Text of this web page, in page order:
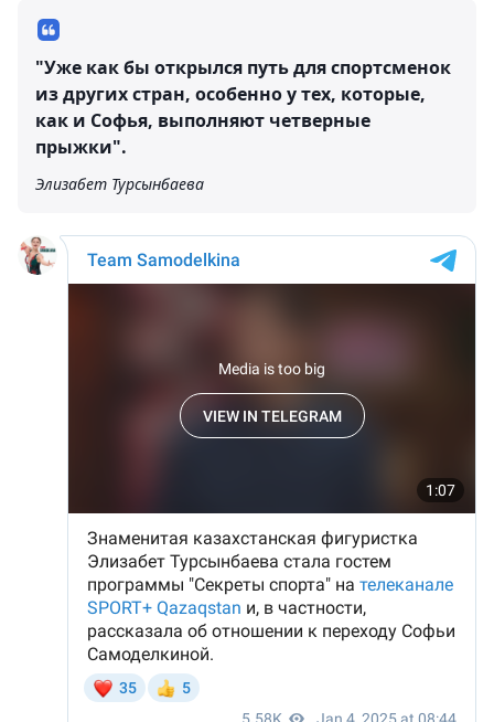
"Уже как бы открылся путь для спортсменок
из других стран, особенно у тех, которые,
как и Софья, выполняют четверные
прыжки".
Элизабет Турсынбаева